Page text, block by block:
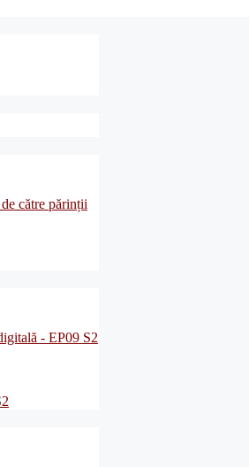
- EP09 S2